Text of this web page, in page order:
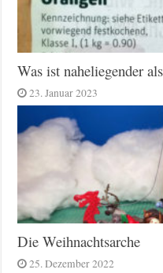
Was ist naheliegender
23. Januar 2023
Die Weihnachtsarche
25. Dezember 2022